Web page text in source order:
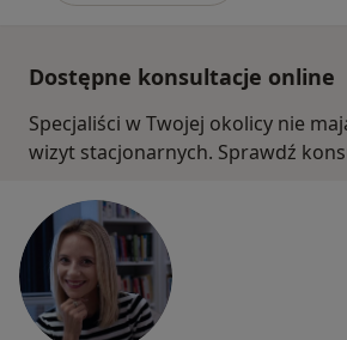
Dostępne konsultacje online
Specjaliści w Twojej okolicy nie
wizyt stacjonarnych. Sprawdź